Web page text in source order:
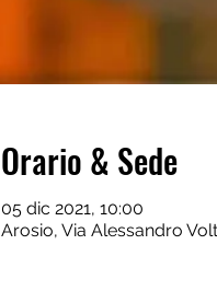
Orario & Sede
05 dic 2021, 10:00
Arosio, Via Alessandro